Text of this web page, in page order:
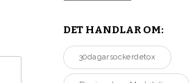
DET HANDLAR OM:
30dagarsockerdetox